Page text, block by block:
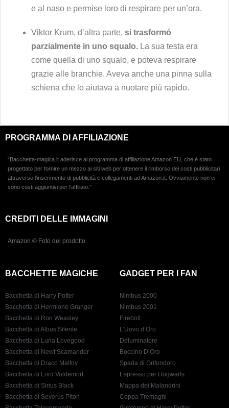
e al naso e permise loro di respirare per un’ora.
Viktor Krum, d’altra parte, si trasformó
parzialmente in uno squalo. La sua testa era
come quella di uno squalo, e poteva respirare
grazie alle branchie. Aveva anche una pinna sulla
schiena che lo aiutava a nuotare piú rapido.
PROGRAMMA DI AFFILIAZIONE
“Bacchetta-magica.it aderisce al programma di affiliazione Amazon EU, che è stato
progettato per fornire un mezzo ai siti web per ottenere il rimborso dei costi pubblicitari
attraverso l’inserimento di pubblicità e collegamenti ad Amazon.it. Ovviamente non ci
sono costi aggiuntivi per l’affiliato.”
CREDITI DELLE IMMAGINI
Amazon © Foto del prodotto
BACCHETTE MAGICHE
Bacchetta di Harry Potter
Bacchetta di Hermione Granger
Bacchetta di Ron Weasley
Bacchetta di Albus Silente
Bacchetta di Luna Lovegood
Bacchetta di Newt Scamander
Bacchetta di Draco Malfoy
Bacchetta di Lord Voldemort
Bacchetta di Sirius Black
Bacchetta di Severus Piton
GADGET PER I FAN
Nimbus 2000
Nimbus 2001
Firebolt
L’Uovo d’Oro
Deluminatore
Boccino D’Oro
Spada di Grifondoro
Espresso per Hogwarts
Mappa dei Malandrini
Coppa Tremaghi